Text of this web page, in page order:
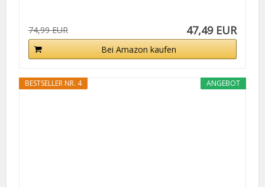
74,99 EUR 47,49 EUR
Bei Amazon kaufen
ANGEBOT
BESTSELLER NR. 4